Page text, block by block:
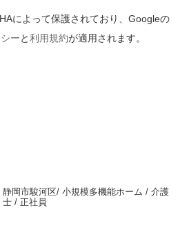
によって保護されており、Googleの
ーと利用規約が適用されます。
静岡市駿河区/ 小規模多機能ホーム / 介護
士 / 正社員